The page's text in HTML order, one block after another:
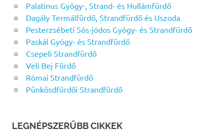
Palatinus Gyógy-, Strand- és Hullámfürdő
Dagály Termálfürdő, Strandfürdő és Uszoda
Pesterzsébeti Sós-jódos Gyógy- és Strandfürdő
Paskál Gyógy- és Strandfürdő
Csepeli Strandfürdő
Veli Bej Fürdő
Római Strandfürdő
Pünkösdfürdői Strandfürdő
LEGNÉPSZERŰBB CIKKEK